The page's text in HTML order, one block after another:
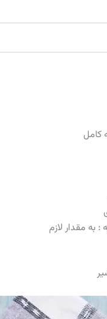
کامل
به مقدار لازم